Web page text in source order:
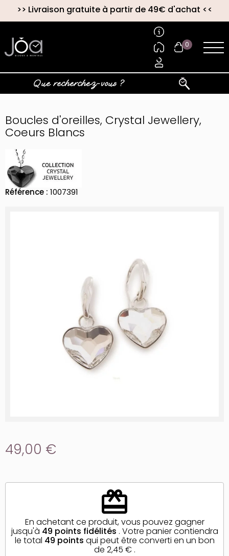
>> Livraison gratuite à partir de 49€ d'achat <<
0
Boucles d'oreilles, Crystal Jewellery,
Coeurs Blancs
Référence : 1007391
49,00 €
redeem
En achetant ce produit, vous pouvez gagner
jusqu'à 49 points fidélités . Votre panier contiendra
le total 49 points qui peut être converti en un bon
de 2,45 €.